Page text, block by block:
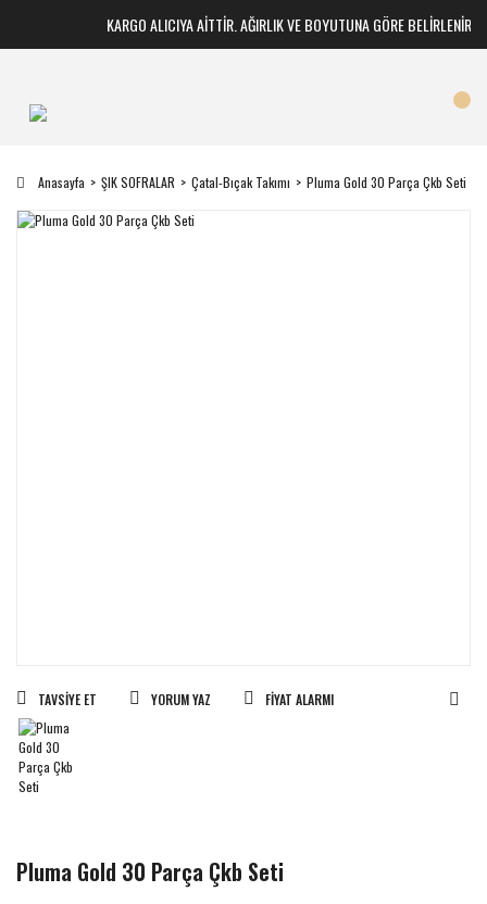
KARGO ALICIYA AİTTİR. AĞIRLIK VE BOYUTUNA GÖRE BELİRLENİR
Anasayfa ŞIK SOFRALAR Çatal-Bıçak Takımı Pluma Gold 30 Parça Çkb Seti
TAVSIYE ET YORUM YAZ FIYAT ALARMI
Pluma Gold 30 Parça Çkb Seti